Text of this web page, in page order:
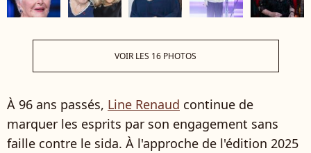
VOIR LES 16 PHOTOS
À 96 ans passés, Line Renaud continue de
marquer les esprits par son engagement sans
faille contre le sida. À l'approche de l'édition 2025